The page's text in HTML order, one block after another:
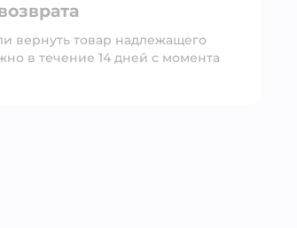
вернуть товар надлежащего
в течение 14 дней с момента